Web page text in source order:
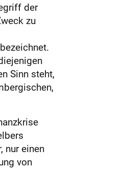
der
zu
Sinn steht,
nur einen
von